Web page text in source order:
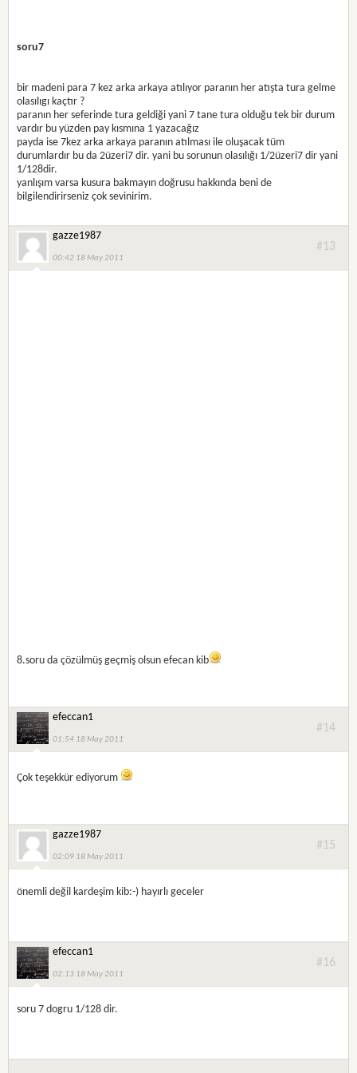
soru7
bir madeni para 7 kez arka arkaya atılıyor paranın her atışta tura gelme
olasılıgı kaçtır ?
paranın her seferinde tura geldiği yani 7 tane tura olduğu tek bir durum
vardır bu yüzden pay kısmına 1 yazacağız
payda ise 7kez arka arkaya paranın atılması ile oluşacak tüm
durumlardır bu da 2üzeri7 dir. yani bu sorunun olasılığı 1/2üzeri7 dir yani
1/128dir.
yanlışım varsa kusura bakmayın doğrusu hakkında beni de
bilgilendirirseniz çok sevinirim.
gazze1987
00:42 18 May 2011
#13
8.soru da çözülmüş geçmiş olsun efecan kib
efeccan1
01:54 18 May 2011
#14
Çok teşekkür ediyorum
gazze1987
02:09 18 May 2011
#15
önemli değil kardeşim kib:-) hayırlı geceler
efeccan1
02:13 18 May 2011
#16
soru 7 dogru 1/128 dir.